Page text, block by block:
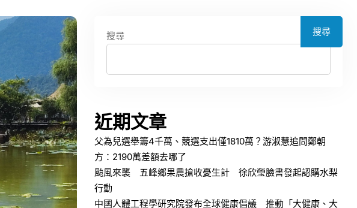
搜尋 搜尋
近期文章
父為兒選舉籌4千萬、競選支出僅1810萬？游淑慧追問鄭朝
方：2190萬差額去哪了
颱風來襲 五峰鄉果農搶收憂生計 徐欣瑩臉書發起認購水梨
行動
中國人體工程學研究院發布全球健康倡議 推動「大健康、大